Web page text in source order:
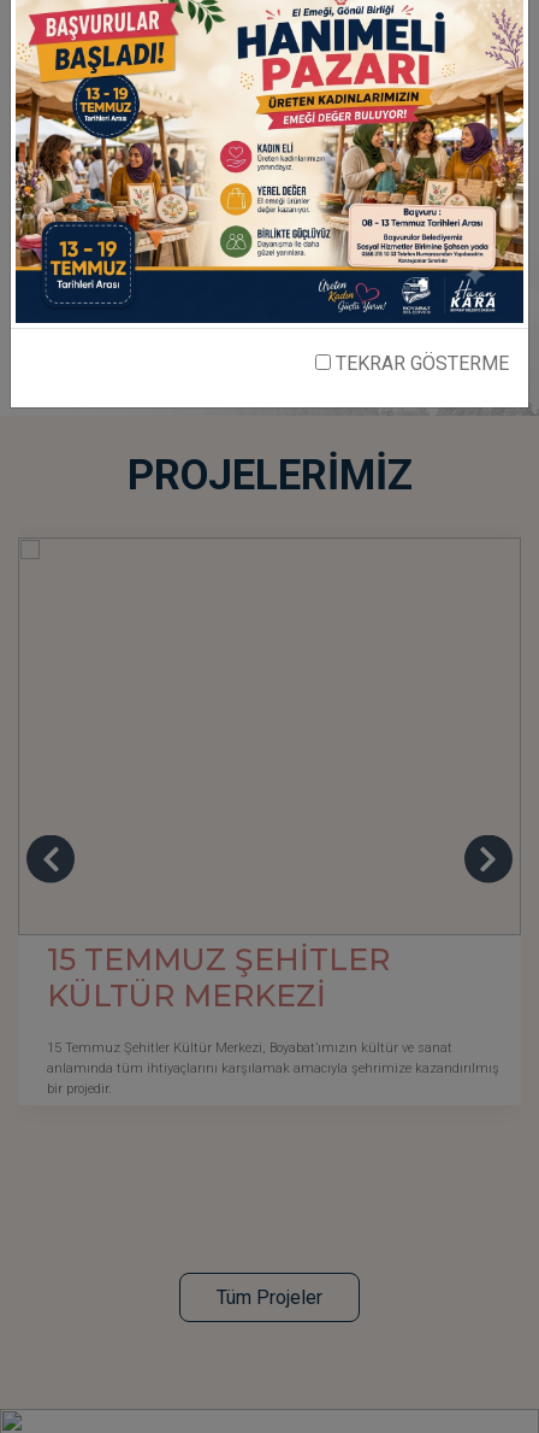
TEKRAR GÖSTERME
İncele İncele
HASAN KARA
BELEDİYE BAŞKANI
PROJELERİMİZ
15 TEMMUZ ŞEHİTLER
KÜLTÜR MERKEZİ
15 Temmuz Şehitler Kültür Merkezi, Boyabat’ımızın kültür ve sanat
anlamında tüm ihtiyaçlarını karşılamak amacıyla şehrimize kazandırılmış
bir projedir.
Tüm Projeler